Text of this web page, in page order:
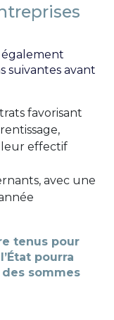
également
suivantes avant
favorisant
leur effectif
avec une
tenus pour
pourra
sommes